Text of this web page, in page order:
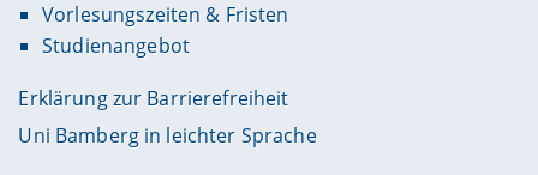
Vorlesungszeiten & Fristen
Studienangebot
Erklärung zur Barrierefreiheit
Uni Bamberg in leichter Sprache